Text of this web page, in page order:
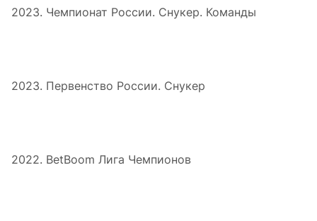
2023. Чемпионат России. Снукер. Команды
2023. Первенство России. Снукер
2022. BetBoom Лига Чемпионов